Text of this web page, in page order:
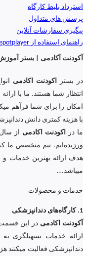
استرداد بلیط کارگاه
پرسش های متداول
پیگیری سفارشات آنلاین
راهنمای استفاده از spotplayer
آکودنت آکادمی | بستر
در بستر اکودنت اکادمی
انتظار شما هستند. ما با
امکان را برای شما فرآهم
با هزینه کمتری دانش
ما در اکودنت اکادمی
ورزیده‌‌ایم. تیم متخصص ما
هدف ارائه بهترین خدمات
میباشد.…
خدمات و محصولات
1. کارگاه‌های دندانپزشکی
آکودنت اکادمی در این
ارائه خدمات تسهیلگری
دندانپزشکی فعالیت میکنند